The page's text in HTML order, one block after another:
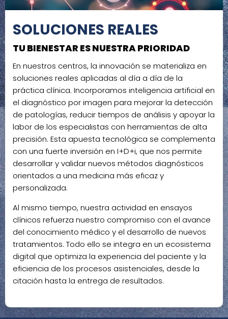
SOLUCIONES REALES
TU BIENESTAR ES NUESTRA PRIORIDAD
En nuestros centros, la innovación se materializa en
soluciones reales aplicadas al día a día de la
práctica clínica. Incorporamos inteligencia artificial en
el diagnóstico por imagen para mejorar la detección
de patologías, reducir tiempos de análisis y apoyar la
labor de los especialistas con herramientas de alta
precisión. Esta apuesta tecnológica se complementa
con una fuerte inversión en I+D+i, que nos permite
desarrollar y validar nuevos métodos diagnósticos
orientados a una medicina más eficaz y
personalizada.
Al mismo tiempo, nuestra actividad en ensayos
clínicos refuerza nuestro compromiso con el avance
del conocimiento médico y el desarrollo de nuevos
tratamientos. Todo ello se integra en un ecosistema
digital que optimiza la experiencia del paciente y la
eficiencia de los procesos asistenciales, desde la
citación hasta la entrega de resultados.